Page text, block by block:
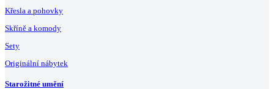
Křesla a pohovky
Skříně a komody
Sety
Originální nábytek
Starožitné umění